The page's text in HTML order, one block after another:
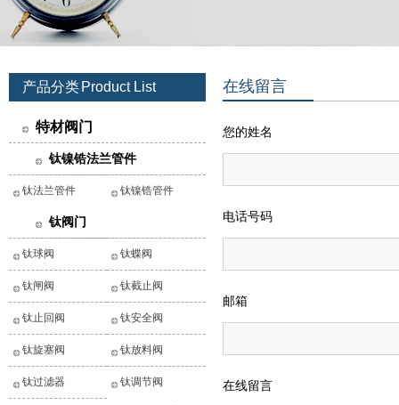
在线留言
您的姓名
电话号码
邮箱
在线留言
产品分类 Product List
特材阀门
钛镍锆法兰管件
钛法兰管件 钛镍锆管件
钛阀门
钛球阀 钛蝶阀
钛闸阀 钛截止阀
钛止回阀 钛安全阀
钛旋塞阀 钛放料阀
钛过滤器 钛调节阀